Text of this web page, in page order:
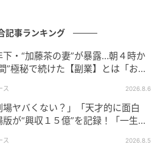
記事ランキング
下・“加藤茶の妻”が暴露…朝４時か
”極秘で続けた【副業】とは「お金
ス 2026.8.6
場ヤバくない？」「天才的に面白
版が“興収１５億”を記録！「一生言
ス 2026.8.5